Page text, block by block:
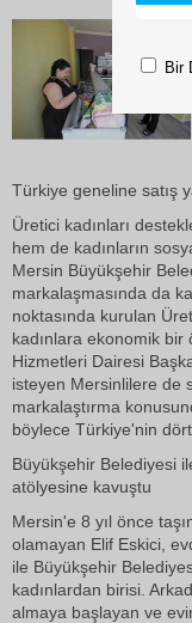
Türkiye geneline satış
Üretici kadınları
hem de kadınların
Mersin Büyükşehir
markalaşmasında da
noktasında kurulan
kadınlara ekonomik bir
Hizmetleri Dairesi
isteyen Mersinlilere de
markalaştırma
böylece Türkiye'nin dört
Büyükşehir Belediyesi
atölyesine kavuştu
Mersin'e 8 yıl önce
olamayan Elif Eskici,
ile Büyükşehir
kadınlardan birisi.
almaya başlayan ve
Bir